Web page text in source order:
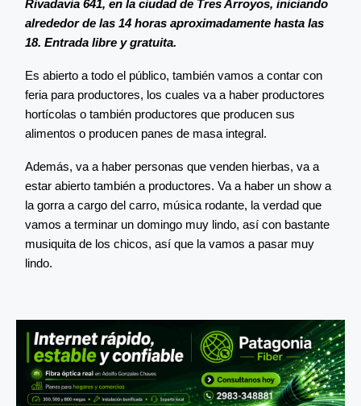
Rivadavia 641, en la ciudad de Tres Arroyos, iniciando
alrededor de las 14 horas aproximadamente hasta las
18. Entrada libre y gratuita.
Es abierto a todo el público, también vamos a contar con
feria para productores, los cuales va a haber productores
hortícolas o también productores que producen sus
alimentos o producen panes de masa integral.
Además, va a haber personas que venden hierbas, va a
estar abierto también a productores. Va a haber un show a
la gorra a cargo del carro, música rodante, la verdad que
vamos a terminar un domingo muy lindo, así con bastante
musiquita de los chicos, así que la vamos a pasar muy
lindo.